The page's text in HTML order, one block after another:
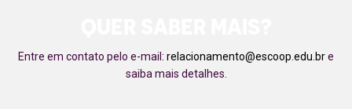
Entre em contato pelo e-mail: relacionamento@escoop.edu.bre
saiba mais detalhes.